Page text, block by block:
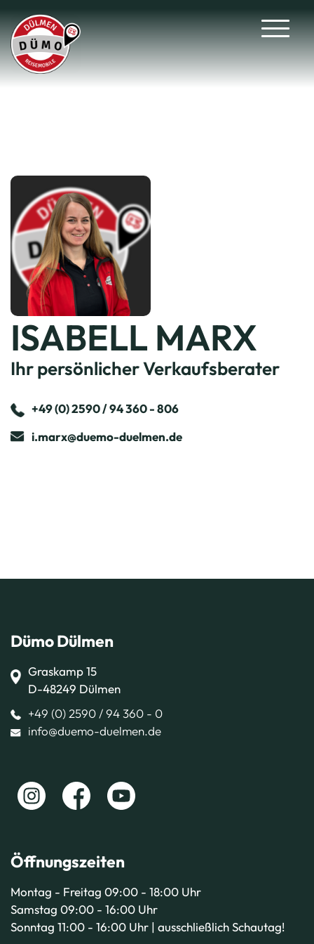
ISABELL MARX
Ihr persönlicher Verkaufsberater
+49 (0) 2590 / 94 360 - 806
i.marx@duemo-duelmen.de
Dümo Dülmen
Graskamp 15
D-48249 Dülmen
+49 (0) 2590 / 94 360 - 0
info@duemo-duelmen.de
Öffnungszeiten
Montag - Freitag 09:00 - 18:00 Uhr
Samstag 09:00 - 16:00 Uhr
Sonntag 11:00 - 16:00 Uhr | ausschließlich Schautag!